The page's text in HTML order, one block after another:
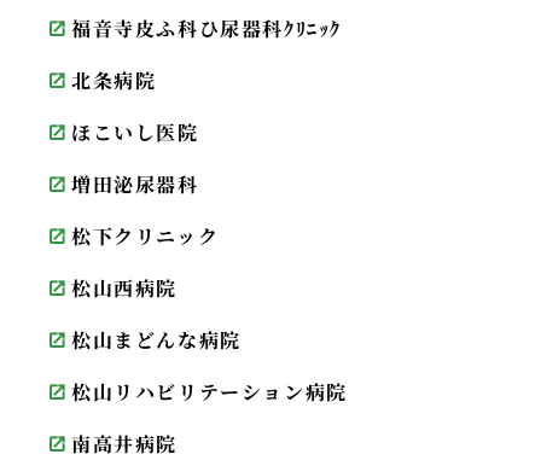
福音寺皮ふ科ひ尿器科ｸﾘﾆｯｸ
北条病院
ほこいし医院
増田泌尿器科
松下クリニック
松山西病院
松山まどんな病院
松山リハビリテーション病院
南高井病院